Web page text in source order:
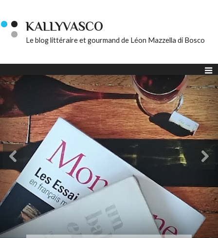
KALLYVASCO
Le blog littéraire et gourmand de Léon Mazzella di Bosco